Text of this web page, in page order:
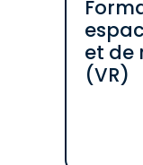
et de
(VR)